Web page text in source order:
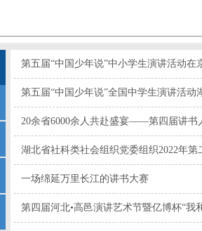
第五届“中国少年说”中小学生演讲活动
第五届“中国少年说”全国中学生演讲活动
20余省6000余人共赴盛宴——第四届讲书
湖北省社科类社会组织党委组织2022年第
一场绵延万里长江的讲书大赛
第四届河北•高邑演讲艺术节暨亿博杯“